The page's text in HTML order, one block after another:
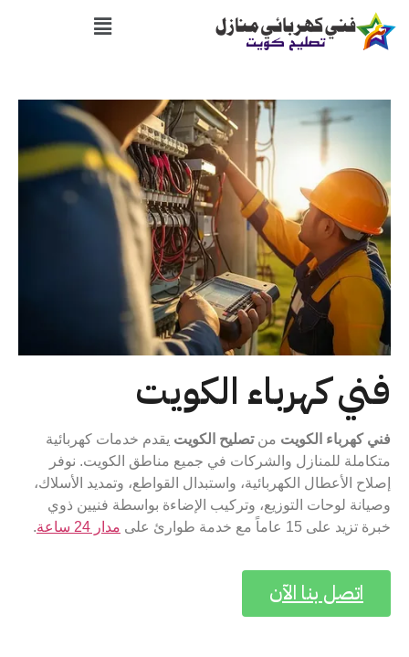
فني كهرباء الكويت
فني كهرباء الكويت منتصليح الكويت يقدم خدمات كهربائية
متكاملة للمنازل والشركات في جميع مناطق الكويت. نوفر
إصلاح الأعطال الكهربائية، واستبدال القواطع، وتمديد الأسلاك،
وصيانة لوحات التوزيع، وتركيب الإضاءة بواسطة فنيين ذوي
خبرة تزيد على 15 عاماً مع خدمة طوارئ على
مدار 24 ساعة .
اتصل بنا الآن